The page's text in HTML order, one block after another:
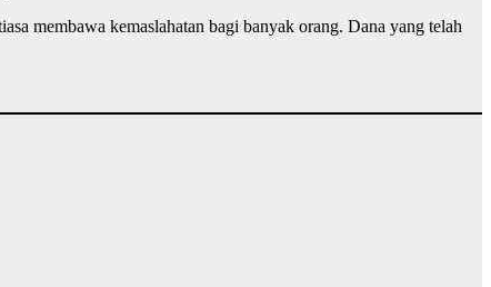
membawa kemaslahatan bagi banyak orang. Dana yang telah